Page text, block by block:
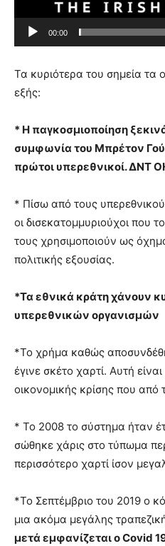
a
r
00:00
Τα κυριότερα του σημεία τα
εξής:
* Η παγκοσμιοποίηση
συμφωνία του Μπρέτον
πρώτοι υπερεθνικοί. ΔΝΤ
* Πίσω από τους
οι δισεκατομμυριούχοι που
τους χρησιμοποιούν ως
πολιτικής εξουσίας.
*Τα εθνικά κράτη χάνουν
υπερεθνικών οργανισμών
*Το χρήμα καθώς
έγινε σκέτο χαρτί. Αυτή
οικονομικής κρίσης που από
* Το 2008 το σύστημα ήταν
σώθηκε χάρις στο τύπωμα
περισσότερο χαρτί ίσον
*Το Σεπτέμβριο του 2019 ο
μια ακόμα μεγάλης
μετά εμφανίζεται ο Covid